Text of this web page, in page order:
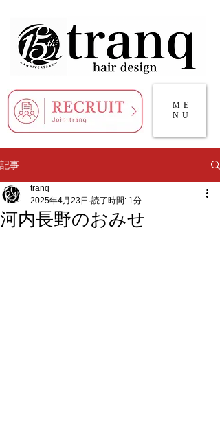
ME
NU
記事
河内長野のおみせ
tranq
2025年4月23日 読了時間: 1分